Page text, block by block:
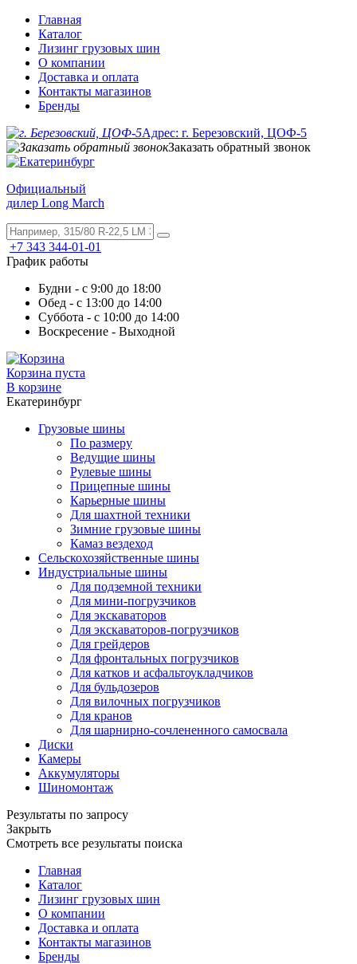
Главная
Каталог
Лизинг грузовых шин
О компании
Доставка и оплата
Контакты магазинов
Бренды
Адрес: г. Березовский, ЦОФ-5
Заказать обратный звонок
Официальный
дилер Long March
+7 343 344-01-01
График работы
Будни - с 9:00 до 18:00
Обед - с 13:00 до 14:00
Суббота - с 10:00 до 14:00
Воскресение - Выходной
Корзина пуста
В корзине
Екатеринбург
Грузовые шины
По размеру
Ведущие шины
Рулевые шины
Прицепные шины
Карьерные шины
Для шахтной техники
Зимние грузовые шины
Камаз вездеход
Сельскохозяйственные шины
Индустриальные шины
Для подземной техники
Для мини-погрузчиков
Для экскаваторов
Для экскаваторов-погрузчиков
Для грейдеров
Для фронтальных погрузчиков
Для катков и асфальтоукладчиков
Для бульдозеров
Для вилочных погрузчиков
Для кранов
Для шарнирно-сочлененного самосвала
Диски
Камеры
Аккумуляторы
Шиномонтаж
Результаты по запросу
Закрыть
Смотреть все результаты поиска
Главная
Каталог
Лизинг грузовых шин
О компании
Доставка и оплата
Контакты магазинов
Бренды